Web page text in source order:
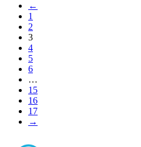
←
1
2
3
4
5
6
…
15
16
17
→